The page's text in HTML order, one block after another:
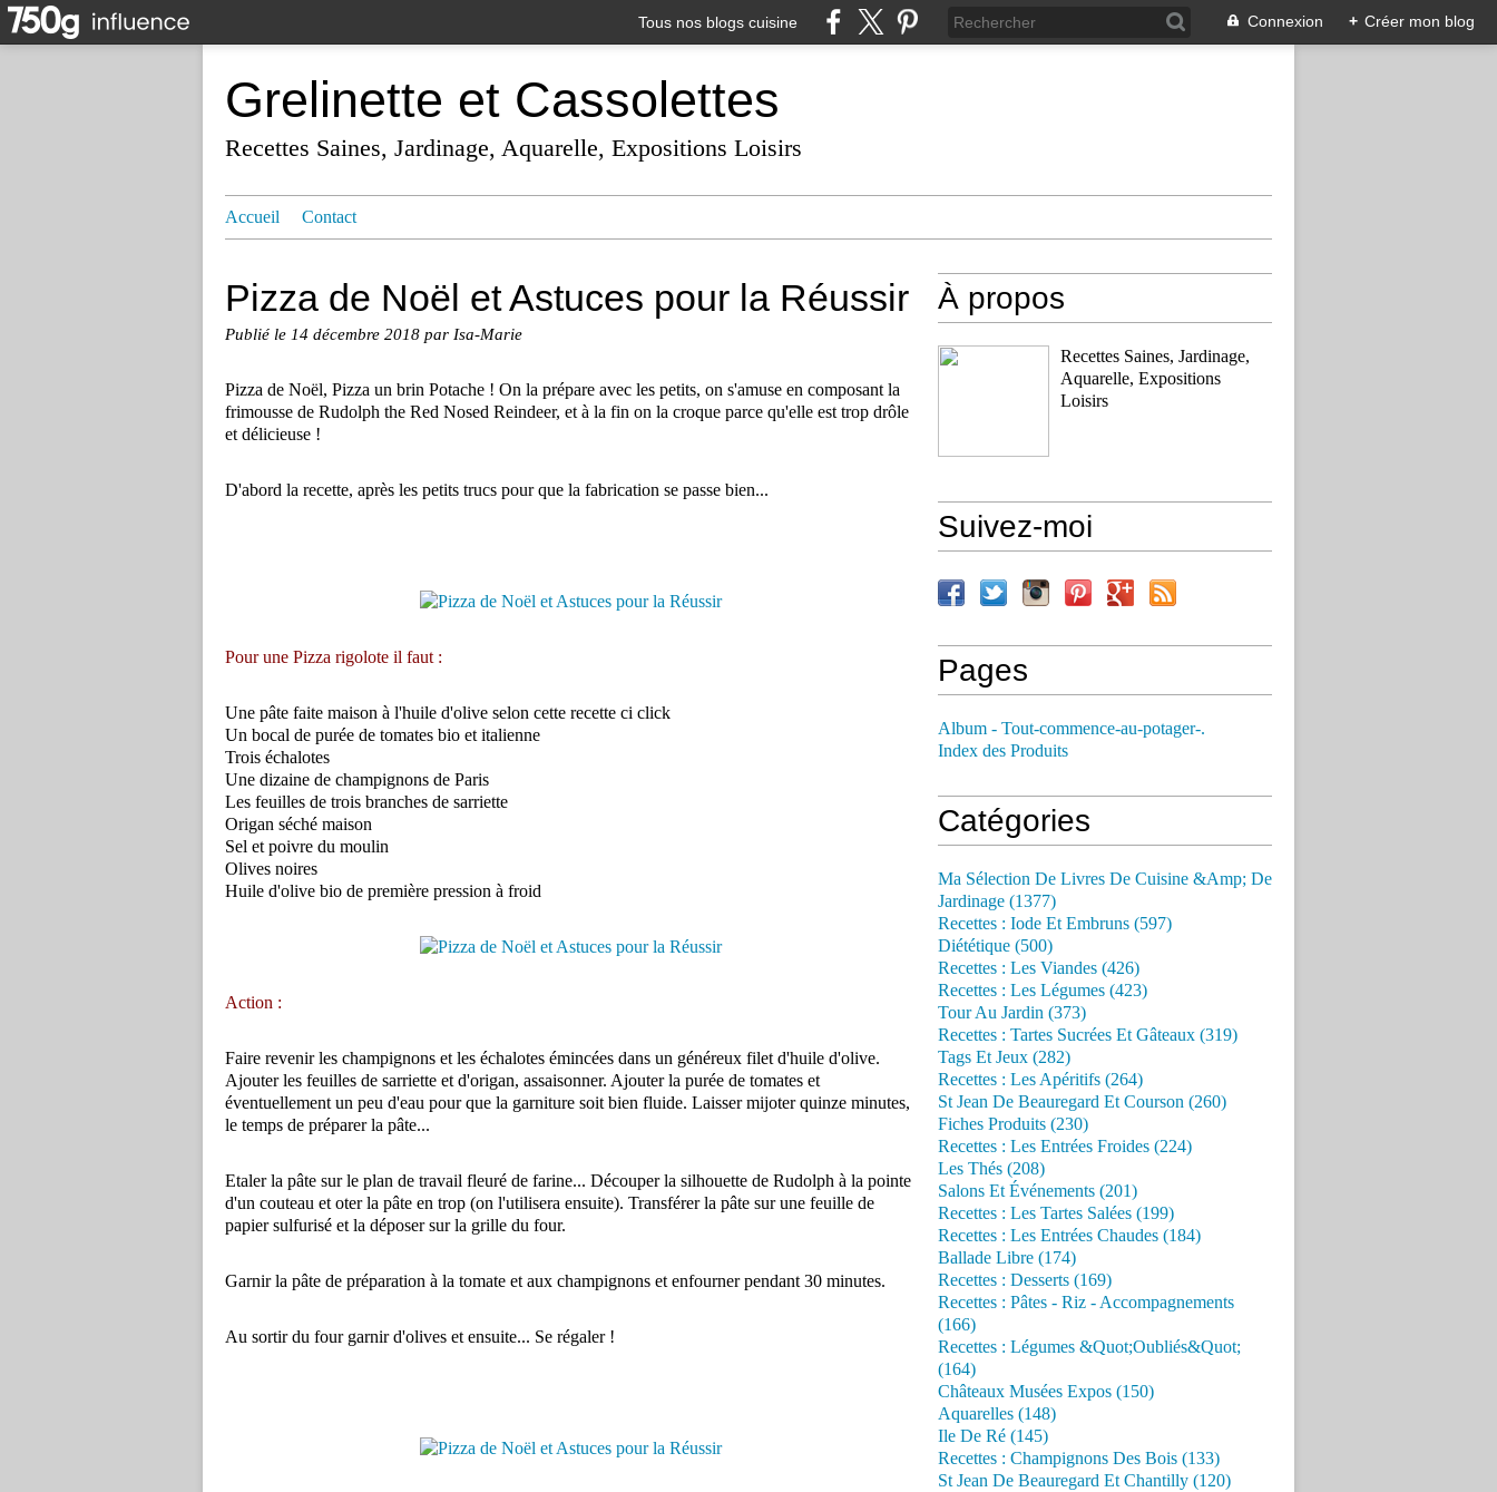
Tous nos blogs cuisine Connexion + Créer mon blog
Grelinette et Cassolettes
Recettes Saines, Jardinage, Aquarelle, Expositions Loisirs
Accueil Contact
Pizza de Noël et Astuces pour la Réussir
Publié le 14 décembre 2018 par Isa-Marie
Pizza de Noël, Pizza un brin Potache ! On la prépare avec les petits, on s'amuse en composant la
frimousse de Rudolph the Red Nosed Reindeer, et à la fin on la croque parce qu'elle est trop drôle
et délicieuse !
D'abord la recette, après les petits trucs pour que la fabrication se passe bien...
Pour une Pizza rigolote il faut :
Une pâte faite maison à l'huile d'olive selon cette recette ci click
Un bocal de purée de tomates bio et italienne
Trois échalotes
Une dizaine de champignons de Paris
Les feuilles de trois branches de sarriette
Origan séché maison
Sel et poivre du moulin
Olives noires
Huile d'olive bio de première pression à froid
Action :
Faire revenir les champignons et les échalotes émincées dans un généreux filet d'huile d'olive.
Ajouter les feuilles de sarriette et d'origan, assaisonner. Ajouter la purée de tomates et
éventuellement un peu d'eau pour que la garniture soit bien fluide. Laisser mijoter quinze minutes,
le temps de préparer la pâte...
Etaler la pâte sur le plan de travail fleuré de farine... Découper la silhouette de Rudolph à la pointe
d'un couteau et oter la pâte en trop (on l'utilisera ensuite). Transférer la pâte sur une feuille de
papier sulfurisé et la déposer sur la grille du four.
Garnir la pâte de préparation à la tomate et aux champignons et enfourner pendant 30 minutes.
Au sortir du four garnir d'olives et ensuite... Se régaler !
À propos
Recettes Saines, Jardinage,
Aquarelle, Expositions
Loisirs
Suivez-moi
Pages
Album - Tout-commence-au-potager-.
Index des Produits
Catégories
Ma Sélection De Livres De Cuisine &Amp; De
Jardinage (1377)
Recettes : Iode Et Embruns (597)
Diététique (500)
Recettes : Les Viandes (426)
Recettes : Les Légumes (423)
Tour Au Jardin (373)
Recettes : Tartes Sucrées Et Gâteaux (319)
Tags Et Jeux (282)
Recettes : Les Apéritifs (264)
St Jean De Beauregard Et Courson (260)
Fiches Produits (230)
Recettes : Les Entrées Froides (224)
Les Thés (208)
Salons Et Événements (201)
Recettes : Les Tartes Salées (199)
Recettes : Les Entrées Chaudes (184)
Ballade Libre (174)
Recettes : Desserts (169)
Recettes : Pâtes - Riz - Accompagnements
(166)
Recettes : Légumes &Quot;Oubliés&Quot;
(164)
Châteaux Musées Expos (150)
Aquarelles (148)
Ile De Ré (145)
Recettes : Champignons Des Bois (133)
St Jean De Beauregard Et Chantilly (120)